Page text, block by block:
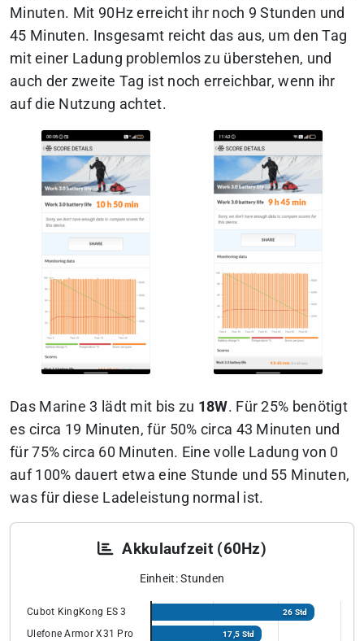
Minuten. Mit 90Hz erreicht ihr noch 9 Stunden und
45 Minuten. Insgesamt reicht das aus, um den Tag
mit einer Ladung problemlos zu überstehen, und
auch der zweite Tag ist noch erreichbar, wenn ihr
auf die Nutzung achtet.
Das Marine 3 lädt mit bis zu 18W. Für 25% benötigt
es circa 19 Minuten, für 50% circa 43 Minuten und
für 75% circa 60 Minuten. Eine volle Ladung von 0
auf 100% dauert etwa eine Stunde und 55 Minuten,
was für diese Ladeleistung normal ist.
Akkulaufzeit (60Hz)
Einheit: Stunden
Cubot KingKong ES 3 26 Std
Ulefone Armor X31 Pro 17,5 Std